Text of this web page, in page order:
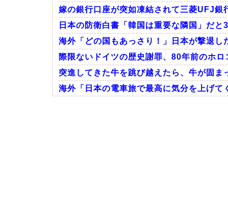
Powered by livedoor 相互RSS
嫁の銀行口座が突如凍結されて三菱UFJ銀
日本の防衛白書「韓国は重要な隣国」だ
海外「どの国もあっさり！」日本が撃退
際限ないドイツの歴史謝罪、80年前のホ
突進してきた牛を跳び越えたら、牛が固
海外「日本の電車旅で最高に気分を上げ